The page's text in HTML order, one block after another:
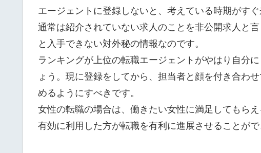
エージェントに登録しないと、考えている時期がすぐ
通常は紹介されていない求人のことを非公開求人と
と入手できない対外秘の情報なのです。
ランキングが上位の転職エージェントがやはり自分
ょう。現に登録をしてから、担当者と顔を付き合わ
めるようにすべきです。
女性の転職の場合は、働きたい女性に満足してもら
有効に利用した方が転職を有利に進展させることがで